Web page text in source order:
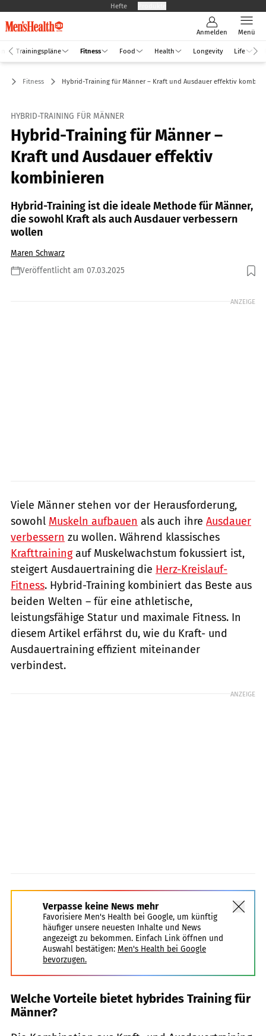
Hefte
Anmelden Menü
Trainingspläne Fitness Food Health Longevity Life
Fitness Hybrid-Training für Männer – Kraft und Ausdauer effektiv
HYBRID-TRAINING FÜR MÄNNER
Hybrid-Training für Männer –
Kraft und Ausdauer effektiv
kombinieren
Hybrid-Training ist die ideale Methode für Männer,
die sowohl Kraft als auch Ausdauer verbessern
wollen
Maren Schwarz
Veröffentlicht am 07.03.2025
Foto: Rocksweeper / Shutterstock.com
ANZEIGE
Viele Männer stehen vor der Herausforderung,
sowohl Muskeln aufbauen als auch ihre Ausdauer
verbessern zu wollen. Während klassisches
Krafttrainingauf Muskelwachstum fokussiert ist,
steigert Ausdauertraining die Herz-Kreislauf-
Fitness. Hybrid-Training kombiniert das Beste aus
beiden Welten – für eine athletische,
leistungsfähige Statur und maximale Fitness. In
diesem Artikel erfährst du, wie du Kraft- und
Ausdauertraining effizient miteinander
verbindest.
ANZEIGE
Verpasse keine News mehr
Favorisiere Men's Health bei Google, um künftig
häufiger unsere neuesten Inhalte und News
angezeigt zu bekommen. Einfach Link öffnen und
Auswahl bestätigen: Men's Health bei Google
bevorzugen.
Welche Vorteile bietet hybrides Training für
Männer?